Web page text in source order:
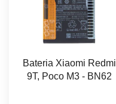
Bateria Xiaomi Redmi
9T, Poco M3 - BN62